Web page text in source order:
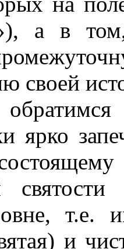
а в
своей
ярко
т.е.
и